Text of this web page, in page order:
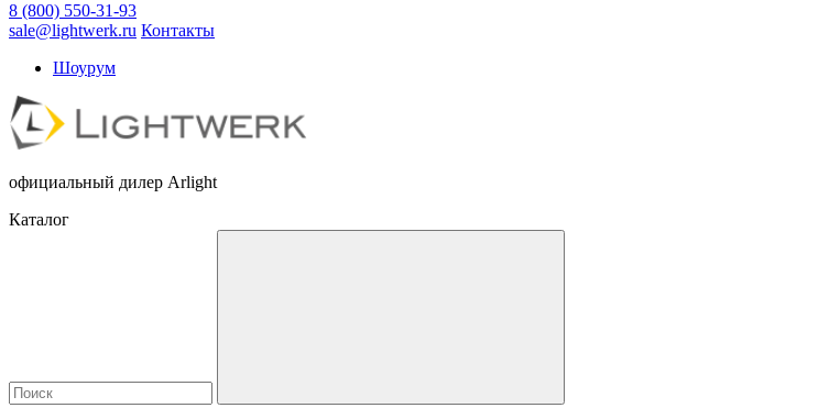
8 (800) 550-31-93
sale@lightwerk.ru Контакты
Шоурум
официальный дилер Arlight
Каталог